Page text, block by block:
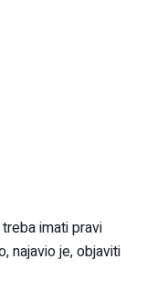
imati pravi
najavio je, objaviti